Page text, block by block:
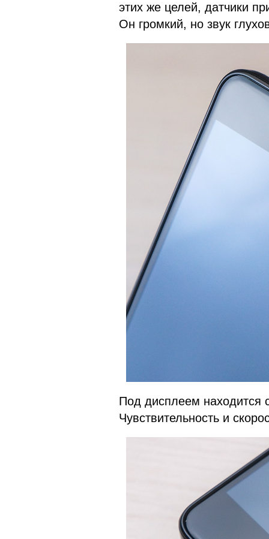
этих же целей, датчики
Он громкий, но звук
Под дисплеем находится
Чувствительность и